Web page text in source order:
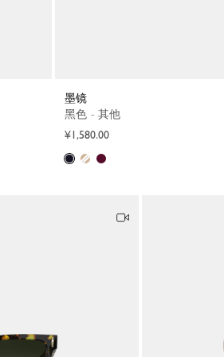
墨镜
黑色 - 其他
¥1,580.00